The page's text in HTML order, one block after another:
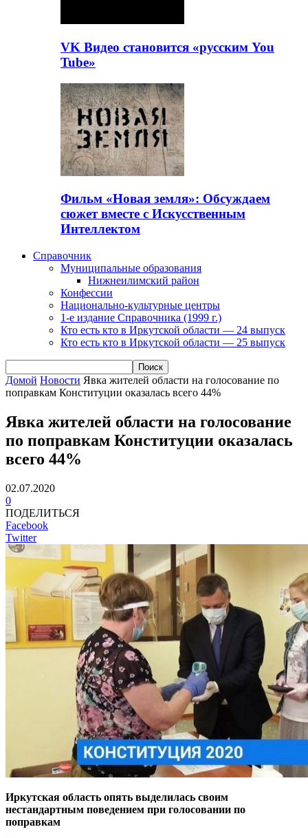
VK Видео становится «русским You
Tube»
Фильм «Новая земля»: Обсуждаем
сюжет вместе с Искусственным
Интеллектом
Справочник
Муниципальные образования
Нижнеилимский район
Конфессии
Национально-культурные центры
1-е издание Справочника (1999 г.)
Кто есть кто в Иркутской области — 24 выпуск
Кто есть кто в Иркутской области — 25 выпуск
Домой Новости Явка жителей области на голосование по
поправкам Конституции оказалась всего 44%
Явка жителей области на голосование
по поправкам Конституции оказалась
всего 44%
02.07.2020
0
ПОДЕЛИТЬСЯ
Facebook
Twitter
Иркутская область опять выделилась своим
нестандартным поведением при голосовании по
поправкам